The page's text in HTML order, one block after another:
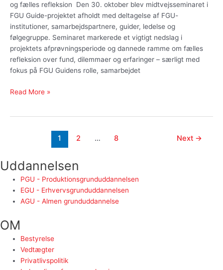
og fælles refleksion Den 30. oktober blev midtvejsseminaret i
FGU Guide-projektet afholdt med deltagelse af FGU-
institutioner, samarbejdspartnere, guider, ledelse og
følgegruppe. Seminaret markerede et vigtigt nedslag i
projektets afprøvningsperiode og dannede ramme om fælles
refleksion over fund, dilemmaer og erfaringer – særligt med
fokus på FGU Guidens rolle, samarbejdet
refleksion
Read More »
1 2 … 8 Next →
Uddannelsen
PGU - Produktionsgrunduddannelsen
EGU - Erhvervsgrunduddannelsen
AGU - Almen grunduddannelse
OM
Bestyrelse
Vedtægter
Privatlivspolitik